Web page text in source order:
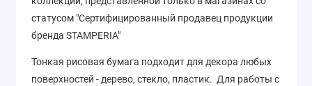
статусом "Сертифицированный продавец продукции
бренда STAMPERIA"
Тонкая рисовая бумага подходит для декора любых
поверхностей - дерево, стекло, пластик. Для работы с